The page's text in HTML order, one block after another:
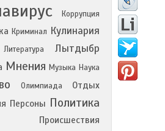
Коррупция
Криминал Кулинария
Литература Лытдыбр
Мнения Музыка Наука
Олимпиада
Отдых
Персоны Политика
Происшествия